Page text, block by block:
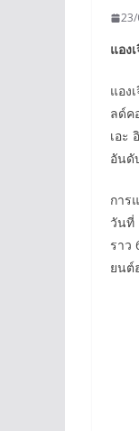
แอง
แอง
ลด์ค
เอะ
อันดั
การ
วันที่
ราว
ยนต์